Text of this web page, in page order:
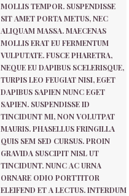
MOLLIS TEMPOR. SUSPENDISSE
SIT AMET PORTA METUS, NEC
ALIQUAM MASSA. MAECENAS
MOLLIS ERAT EU FERMENTUM
VULPUTATE. FUSCE PHARETRA,
NEQUE EU DAPIBUS SCELERISQUE,
TURPIS LEO FEUGIAT NISI, EGET
DAPIBUS SAPIEN NUNC EGET
SAPIEN. SUSPENDISSE ID
TINCIDUNT MI, NON VOLUTPAT
MAURIS. PHASELLUS FRINGILLA
QUIS SEM SED CURSUS. PROIN
GRAVIDA SUSCIPIT NISL UT
TINCIDUNT. NUNC AC URNA
ORNARE ODIO PORTTITOR
ELEIFEND ET A LECTUS. INTERDUM